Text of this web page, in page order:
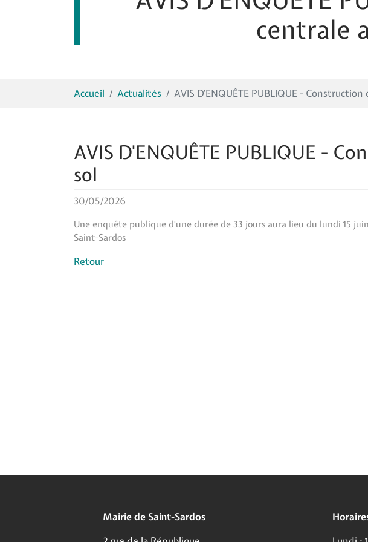
centrale
Accueil Actualités AVIS D'ENQUÊTE PUBLIQUE -
AVIS D'ENQUÊTE PUBLIQUE -
sol
30/05/2026
Une enquête publique d'une durée de 33 jours aura lieu du lundi 15
Saint-Sardos
Retour
Mairie de Saint-Sardos